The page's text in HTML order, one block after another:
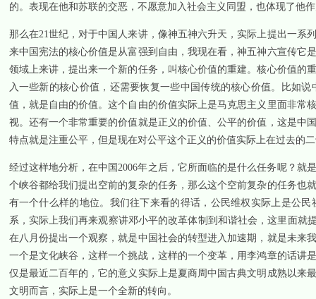
的。表现在他和苏联的交恶，不愿意加入社会主义同盟，也体现了他
那么在21世纪，对于中国人来讲，像神五神六升天，实际上提出一系
来中国宪法的核心价值是从富强到自由，我现在看，神五神六宣传它
领域上来讲，提出来一个新的任务，叫核心价值的重建。核心价值的
入一些新的核心价值，还需要恢复一些中国传统的核心价值。比如
值，就是自由的价值。这个自由的价值实际上是马克思主义里面非常
视。还有一个非常重要的价值就是正义的价值、公平的价值，这是中
特点就是注重公平，但是现在对公平这个正义的价值实际上在过去的
经过这样地分析，在中国2006年之后，它所面临的是什么任务呢？就
个峡谷都给我们提出空前的复杂的任务，那么这个空前复杂的任务也
有一个什么样的地位。我们往下来看的得话，公民维权实际上是公
系，实际上我们再来观察讲邓小平的改革体制到和谐社会，这里面就
在八月份提出一个观察，就是中国社会的转型进入加速期，就是未来
一个是文化峡谷，这样一个挑战，这样的一个变革，用李鸿章的话讲
仅是最近二百年的，它的意义实际上是夏商周中国古典文明成熟以来
文明而言，实际上是一个全新的转向。